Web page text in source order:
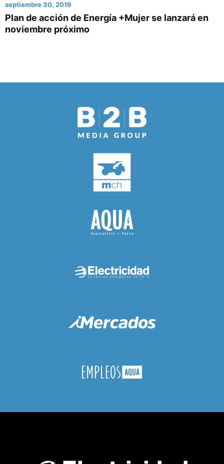
septiembre 30, 2019
Plan de acción de Energía +Mujer se lanzará en
noviembre próximo